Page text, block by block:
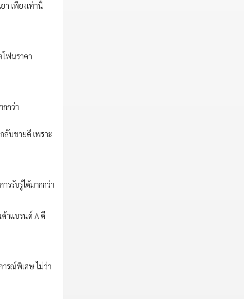
เพียงเท่านี้
ฟนราคา
กว่า
บขายดี เพราะ
รรับรู้ได้มากกว่า
าแบรนด์ A ดี
รณ์พิเศษ ไม่ว่า